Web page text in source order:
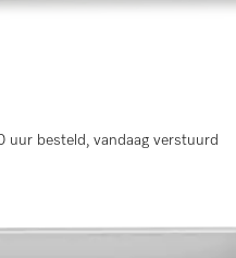
uur besteld, vandaag verstuurd